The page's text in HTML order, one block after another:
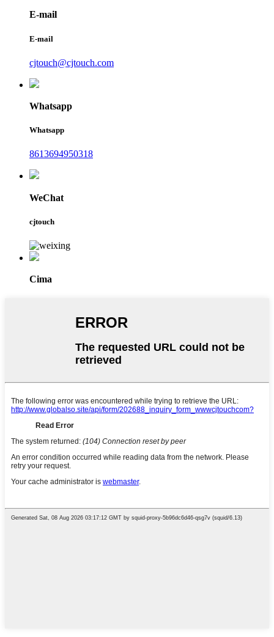
E-mail
E-mail
cjtouch@cjtouch.com
Whatsapp
Whatsapp
8613694950318
WeChat
cjtouch
Cima